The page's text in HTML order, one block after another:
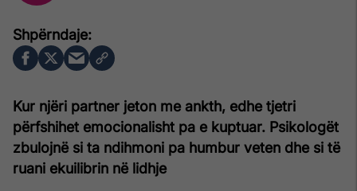
Kur njëri partner jeton me ankth, edhe tjetri
përfshihet emocionalisht pa e kuptuar. Psikologët
zbulojnë si ta ndihmoni pa humbur veten dhe si të
ruani ekuilibrin në lidhje